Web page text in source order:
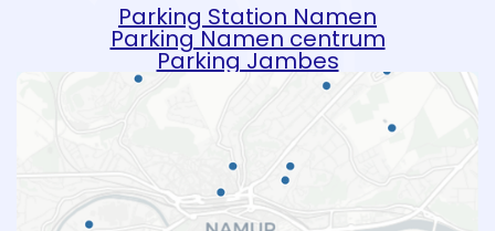
Parking Station Namen
Parking Namen centrum
Parking Jambes